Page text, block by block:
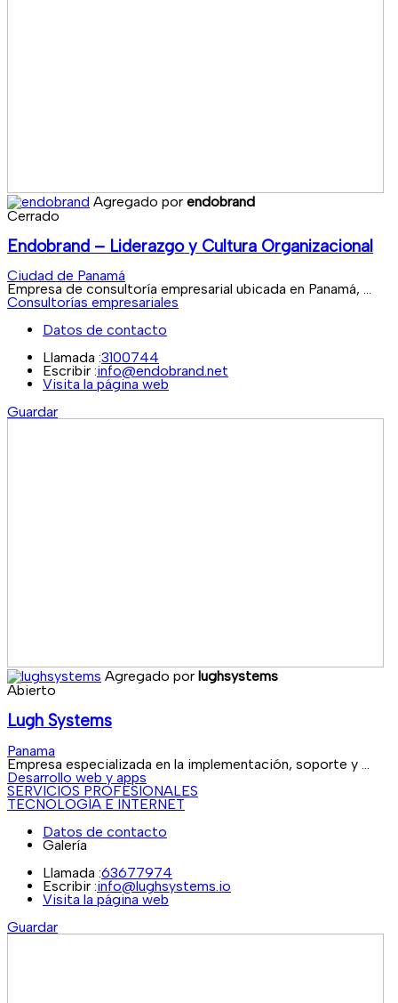
Agregado por endobrand
Cerrado
Endobrand – Liderazgo y Cultura Organizacional
Ciudad de Panamá
Empresa de consultoría empresarial ubicada en Panamá, ...
Consultorías empresariales
Datos de contacto
Llamada :3100744
Escribir :info@endobrand.net
Visita la página web
Guardar
Agregado por lughsystems
Abierto
Lugh Systems
Panama
Empresa especializada en la implementación, soporte y ...
Desarrollo web y apps
SERVICIOS PROFESIONALES
TECNOLOGÍA E INTERNET
Datos de contacto
Galería
Llamada :63677974
Escribir :info@lughsystems.io
Visita la página web
Guardar